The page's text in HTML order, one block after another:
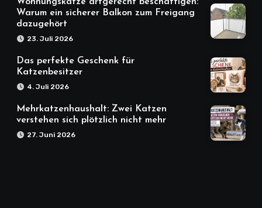
Warum ein sicherer Balkon zum Freigang
dazugehört
23. Juli 2026
Das perfekte Geschenk für
Katzenbesitzer
4. Juli 2026
Mehrkatzenhaushalt: Zwei Katzen
verstehen sich plötzlich nicht mehr
27. Juni 2026